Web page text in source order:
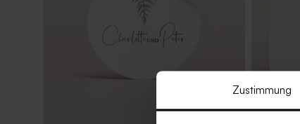
Zustimmung